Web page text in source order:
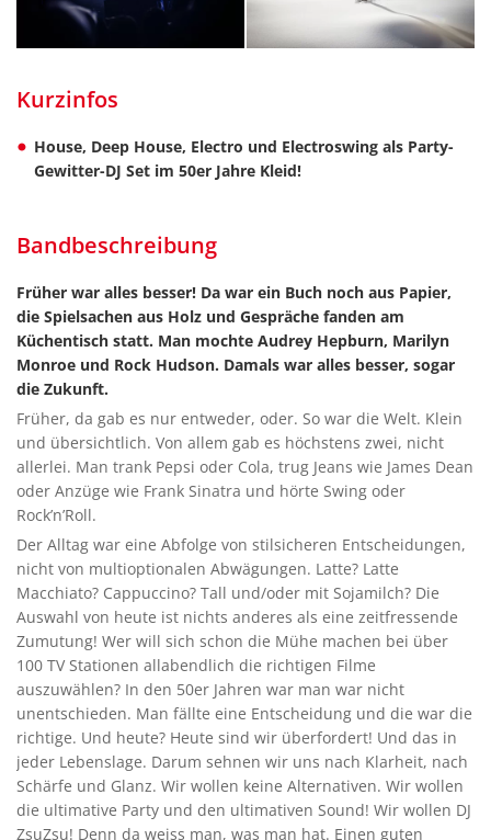
Kurzinfos
House, Deep House, Electro und Electroswing als Party-
Gewitter-DJ Set im 50er Jahre Kleid!
Bandbeschreibung
Früher war alles besser! Da war ein Buch noch aus Papier,
die Spielsachen aus Holz und Gespräche fanden am
Küchentisch statt. Man mochte Audrey Hepburn, Marilyn
Monroe und Rock Hudson. Damals war alles besser, sogar
die Zukunft.
Früher, da gab es nur entweder, oder. So war die Welt. Klein
und übersichtlich. Von allem gab es höchstens zwei, nicht
allerlei. Man trank Pepsi oder Cola, trug Jeans wie James Dean
oder Anzüge wie Frank Sinatra und hörte Swing oder
Rock’n’Roll.
Der Alltag war eine Abfolge von stilsicheren Entscheidungen,
nicht von multioptionalen Abwägungen. Latte? Latte
Macchiato? Cappuccino? Tall und/oder mit Sojamilch? Die
Auswahl von heute ist nichts anderes als eine zeitfressende
Zumutung! Wer will sich schon die Mühe machen bei über
100 TV Stationen allabendlich die richtigen Filme
auszuwählen? In den 50er Jahren war man war nicht
unentschieden. Man fällte eine Entscheidung und die war die
richtige. Und heute? Heute sind wir überfordert! Und das in
jeder Lebenslage. Darum sehnen wir uns nach Klarheit, nach
Schärfe und Glanz. Wir wollen keine Alternativen. Wir wollen
die ultimative Party und den ultimativen Sound! Wir wollen DJ
ZsuZsu! Denn da weiss man, was man hat. Einen guten